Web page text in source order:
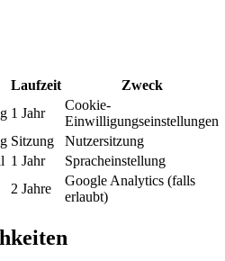
Laufzeit
Zweck
1 Jahr
Cookie-
Einwilligungseinstellungen
Sitzung
Nutzersitzung
1 Jahr
Spracheinstellung
2 Jahre
Google Analytics (falls
erlaubt)